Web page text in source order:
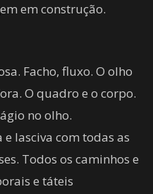
em construção.
Facho, fluxo. O olho
O quadro e o corpo.
no olho.
lasciva com todas as
Todos os caminhos e
e táteis